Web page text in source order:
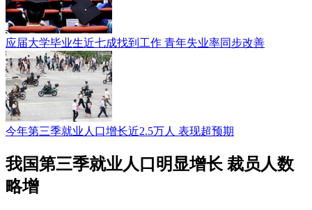
应届大学毕业生近七成找到工作 青年失业率同步改善
今年第三季就业人口增长近2.5万人 表现超预期
我国第三季就业人口明显增长 裁员人数
略增